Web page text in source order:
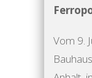
Vom 9.